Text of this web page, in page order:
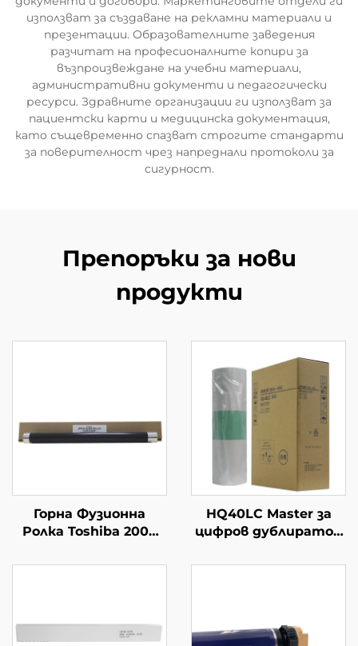
използват за създаване на рекламни материали и
презентации. Образователните заведения
разчитат на професионалните копири за
възпроизвеждане на учебни материали,
административни документи и педагогически
ресурси. Здравните организации ги използват за
пациентски карти и медицинска документация,
като същевременно спазват строгите стандарти
за поверителност чрез напреднали протоколи за
сигурност.
Препоръки за нови
продукти
Горна Фузионна
Ролка Toshiba 2008
Toshiba E-STUDIO
HQ40LC Master за
цифров дублиратор
CP6452C/6451/6453/